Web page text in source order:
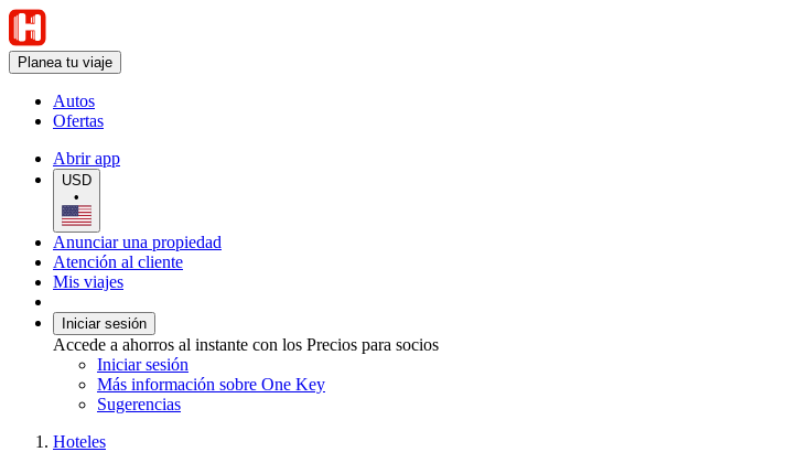
Planea tu viaje
Autos
Ofertas
Abrir app
USD
•
Anunciar una propiedad
Atención al cliente
Mis viajes
Iniciar sesión
Accede a ahorros al instante con los Precios para socios
Iniciar sesión
Más información sobre One Key
Sugerencias
Hoteles